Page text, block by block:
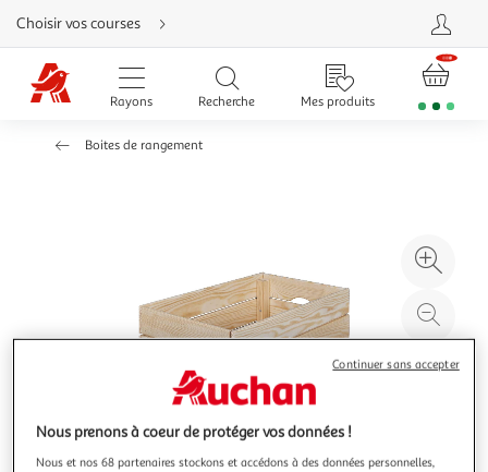
Aller
directement
au
contenu
Aller
directement
Aller
Choisir vos courses
Rayons Recherche Mes produits
Boites de rangement
à
Nous prenons à coeur de protéger vos données !
Nous et nos 68 partenaires stockons et accédons à des données personnelles,
Continuer sans accepter